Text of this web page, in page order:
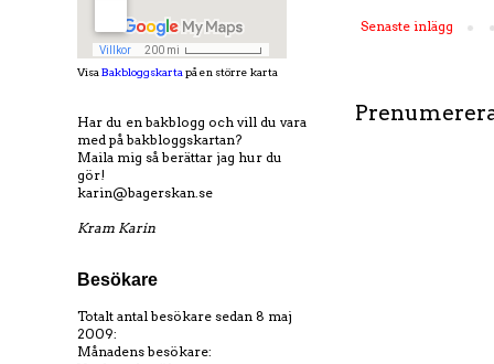
Senaste inlägg
Visa Bakbloggskarta på en större karta
Har du en bakblogg och vill du vara
med på bakbloggskartan?
Maila mig så berättar jag hur du
gör!
karin@bagerskan.se
Kram Karin
Besökare
Totalt antal besökare sedan 8 maj
2009:
Månadens besökare: